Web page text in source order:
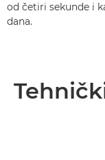
od četiri sekunde i
dana.